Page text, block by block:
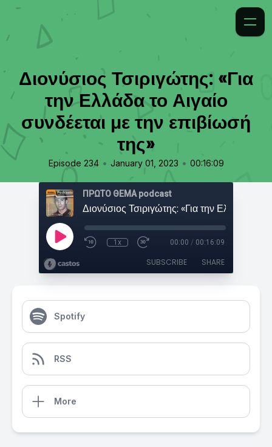
Διονύσιος Τσιριγώτης: «Για
την Ελλάδα το Αιγαίο
συνδέεται με την επιβίωσή
της»
Episode 234 • January 01, 2023 • 00:16:09
ΠΡΩΤΟ ΘΕΜΑ podcast
1x 00:00 / 00:16:09
SUBSCRIBE SHARE
Spotify
RSS
More